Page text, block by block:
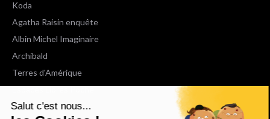
Salut c'est nous...
Koda
Agatha Raisin enquête
Albin Michel Imaginaire
Archibald
Terres d'Amérique
Espaces Libres Poche
NOX